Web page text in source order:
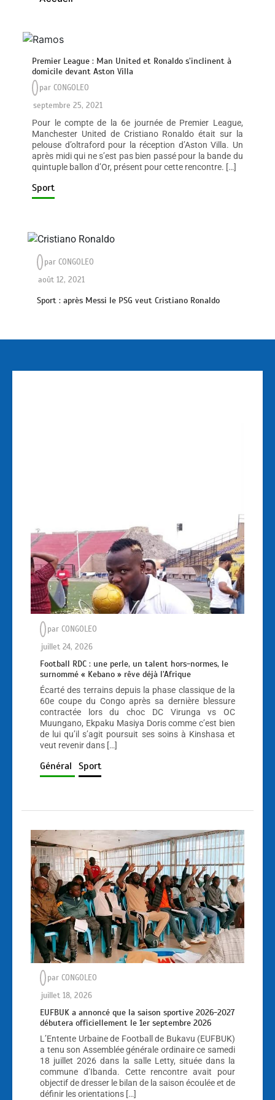
Premier League : Man United et Ronaldo s’inclinent à
domicile devant Aston Villa
parCONGOLEO
septembre 25, 2021
Pour le compte de la 6e journée de Premier League,
Manchester United de Cristiano Ronaldo était sur la
pelouse d’oltraford pour la réception d’Aston Villa. Un
après midi qui ne s’est pas bien passé pour la bande du
quintuple ballon d’Or, présent pour cette rencontre. […]
Sport
parCONGOLEO
août 12, 2021
Sport : après Messi le PSG veut Cristiano Ronaldo
par CONGOLEO
juillet 24, 2026
Football RDC : une perle, un talent hors-normes, le
surnommé « Kebano » rêve déjà l’Afrique
Écarté des terrains depuis la phase classique de la
60e coupe du Congo après sa dernière blessure
contractée lors du choc DC Virunga vs OC
Muungano, Ekpaku Masiya Doris comme c’est bien
de lui qu’il s’agit poursuit ses soins à Kinshasa et
veut revenir dans […]
Général Sport
par CONGOLEO
juillet 18, 2026
EUFBUK a annoncé que la saison sportive 2026-2027
débutera officiellement le 1er septembre 2026
L’Entente Urbaine de Football de Bukavu (EUFBUK)
a tenu son Assemblée générale ordinaire ce samedi
18 juillet 2026 dans la salle Letty, située dans la
commune d’Ibanda. Cette rencontre avait pour
objectif de dresser le bilan de la saison écoulée et de
définir les orientations […]